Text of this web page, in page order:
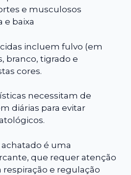
e musculosos
e baixa
incluem fulvo (em
branco, tigrado e
cores.
necessitam de
diárias para evitar
é uma
que requer atenção
e regulação